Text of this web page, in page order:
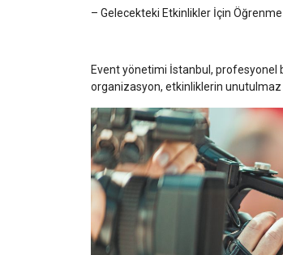
– Gelecekteki Etkinlikler İçin
Event yönetimi İstanbul , profesyonel
organizasyon, etkinliklerin unutulmaz